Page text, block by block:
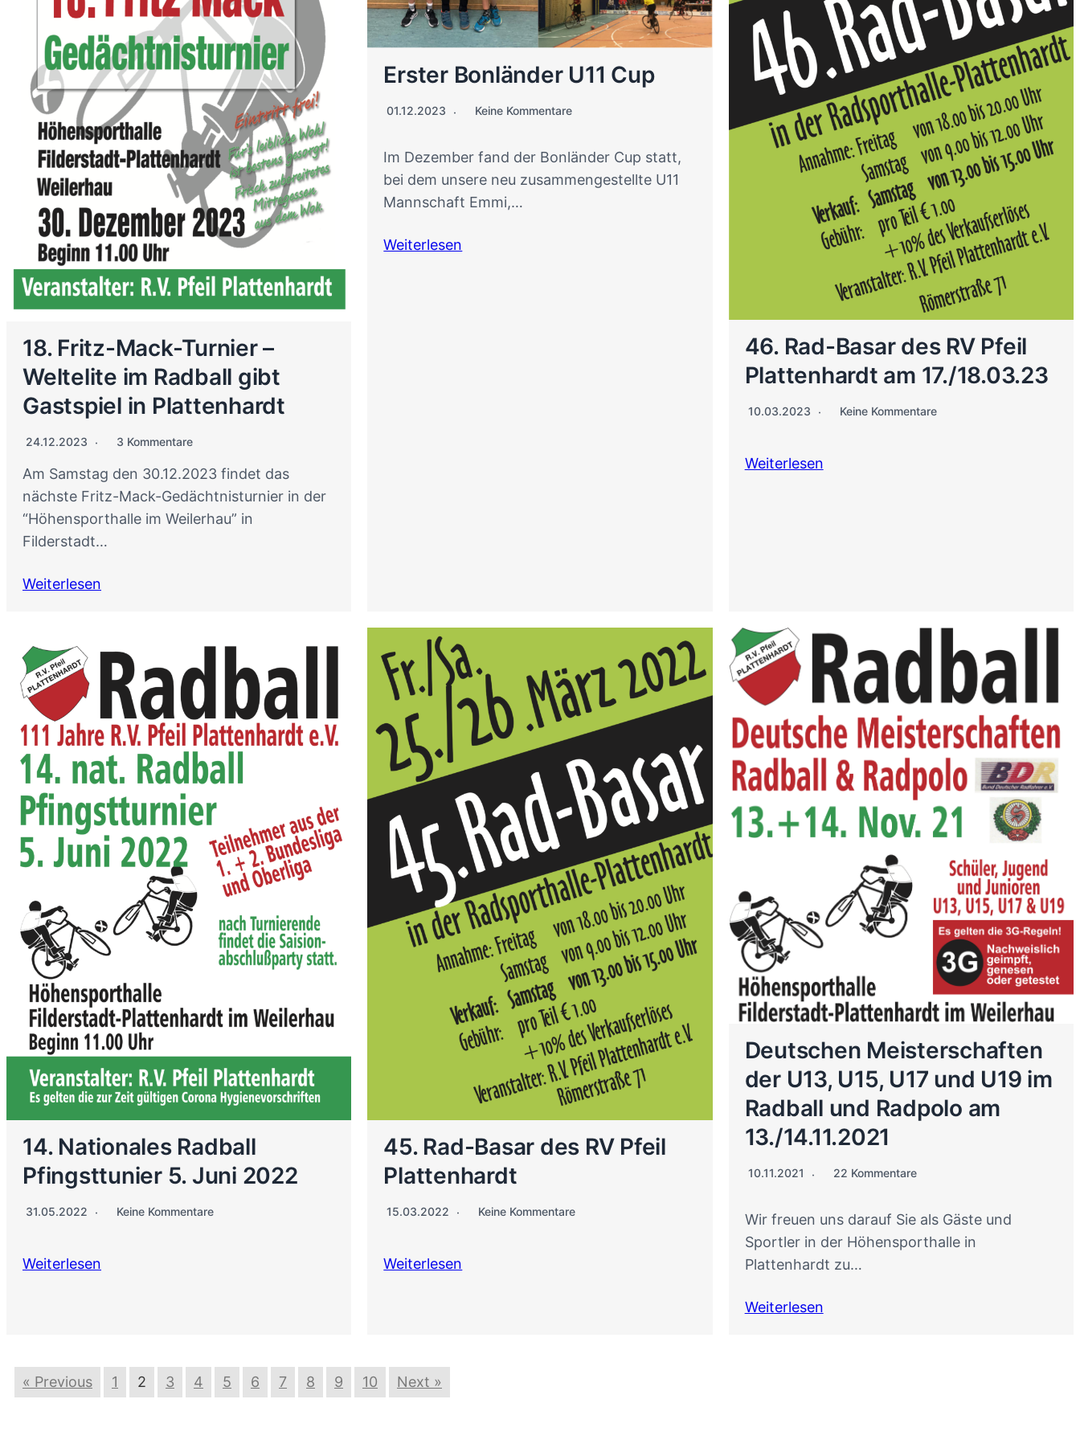
18. Fritz-Mack-Turnier –
Weltelite im Radball gibt
Gastspiel in Plattenhardt
24.12.2023 3 Kommentare
Am Samstag den 30.12.2023 findet das
nächste Fritz-Mack-Gedächtnisturnier in der
“Höhensporthalle im Weilerhau” in
Filderstadt…
Weiterlesen
Erster Bonländer U11 Cup
01.12.2023 Keine Kommentare
Im Dezember fand der Bonländer Cup statt,
bei dem unsere neu zusammengestellte U11
Mannschaft Emmi,…
Weiterlesen
46. Rad-Basar des RV Pfeil
Plattenhardt am 17./18.03.23
10.03.2023 Keine Kommentare
Weiterlesen
14. Nationales Radball
Pfingsttunier 5. Juni 2022
31.05.2022 Keine Kommentare
Weiterlesen
45. Rad-Basar des RV Pfeil
Plattenhardt
15.03.2022 Keine Kommentare
Weiterlesen
Deutschen Meisterschaften
der U13, U15, U17 und U19 im
Radball und Radpolo am
13./14.11.2021
10.11.2021 22 Kommentare
Wir freuen uns darauf Sie als Gäste und
Sportler in der Höhensporthalle in
Plattenhardt zu…
Weiterlesen
« Previous 1 2 3 4 5 6 7 8 9 10 Next »